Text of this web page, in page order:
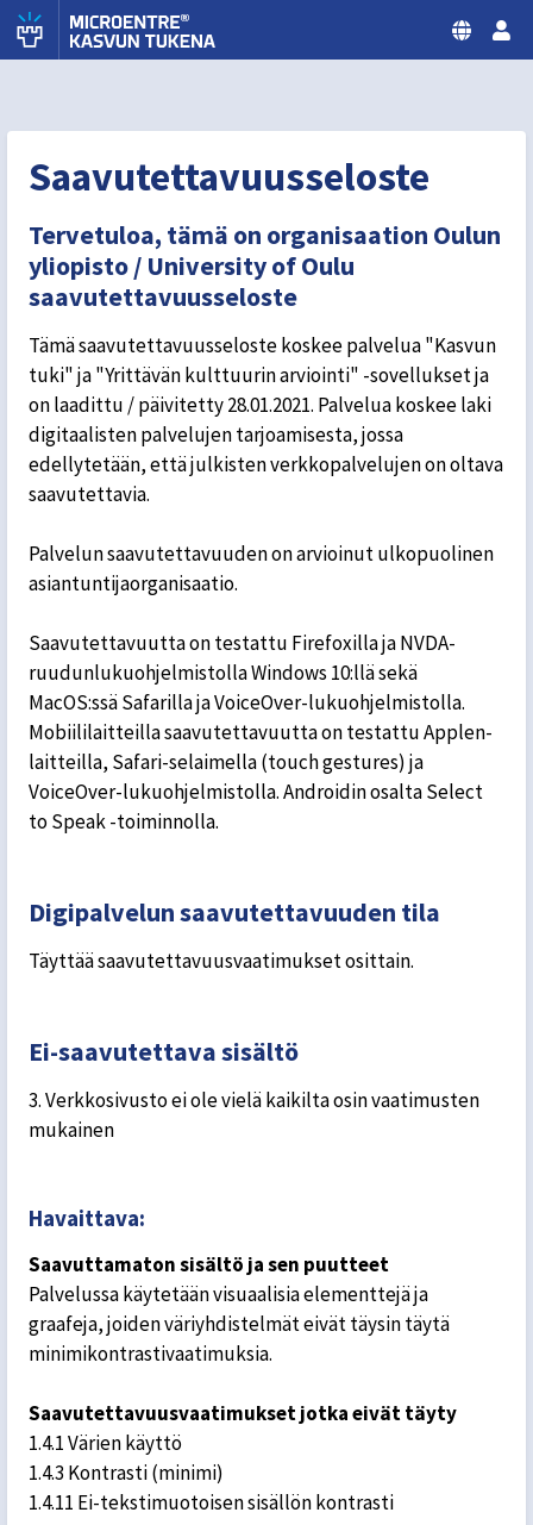
Siirry sisältöön
Oulun Yliopisto
MicroENTRE® Kasvun tukena
Saavutettavuusseloste
Tervetuloa, tämä on organisaation Oulun
yliopisto / University of Oulu
saavutettavuusseloste
Tämä saavutettavuusseloste koskee palvelua "Kasvun
tuki" ja "Yrittävän kulttuurin arviointi" -sovellukset ja
on laadittu / päivitetty 28.01.2021. Palvelua koskee laki
digitaalisten palvelujen tarjoamisesta, jossa
edellytetään, että julkisten verkkopalvelujen on oltava
saavutettavia.
Palvelun saavutettavuuden on arvioinut ulkopuolinen
asiantuntijaorganisaatio.
Saavutettavuutta on testattu Firefoxilla ja NVDA-
ruudunlukuohjelmistolla Windows 10:llä sekä
MacOS:ssä Safarilla ja VoiceOver-lukuohjelmistolla.
Mobiililaitteilla saavutettavuutta on testattu Applen-
laitteilla, Safari-selaimella (touch gestures) ja
VoiceOver-lukuohjelmistolla. Androidin osalta Select
to Speak -toiminnolla.
Digipalvelun saavutettavuuden tila
Täyttää saavutettavuusvaatimukset osittain.
Ei-saavutettava sisältö
3. Verkkosivusto ei ole vielä kaikilta osin vaatimusten
mukainen
Havaittava:
Saavuttamaton sisältö ja sen puutteet
Palvelussa käytetään visuaalisia elementtejä ja
graafeja, joiden väriyhdistelmät eivät täysin täytä
minimikontrastivaatimuksia.
Saavutettavuusvaatimukset jotka eivät täyty
1.4.1 Värien käyttö
1.4.3 Kontrasti (minimi)
1.4.11 Ei-tekstimuotoisen sisällön kontrasti